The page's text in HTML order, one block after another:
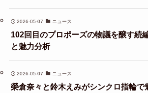
2026-05-07 ニュース
102回目のプロポーズの物議を醸す続
と魅力分析
2026-05-07 ニュース
榮倉奈々と鈴木えみがシンクロ指輪で